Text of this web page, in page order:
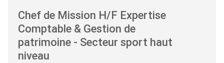
Chef de Mission H/F Expertise
Comptable & Gestion de
patrimoine - Secteur sport haut
niveau